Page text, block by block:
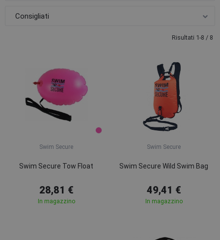
Risultati 1-8 / 8
Swim Secure
Swim Secure Tow Float
28,81 €
In magazzino
Swim Secure
Swim Secure Wild Swim Bag
49,41 €
In magazzino